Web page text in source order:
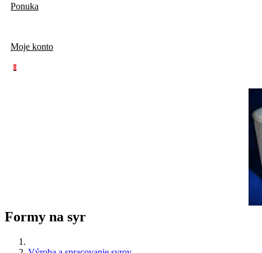
Ponuka
Moje konto
0
Formy na syr